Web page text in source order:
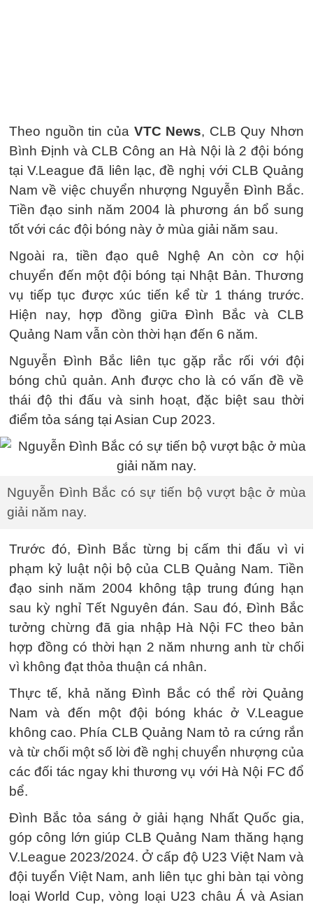
Theo nguồn tin của VTC News, CLB Quy Nhơn
Bình Định và CLB Công an Hà Nội là 2 đội bóng
tại V.League đã liên lạc, đề nghị với CLB Quảng
Nam về việc chuyển nhượng Nguyễn Đình Bắc.
Tiền đạo sinh năm 2004 là phương án bổ sung
tốt với các đội bóng này ở mùa giải năm sau.
Ngoài ra, tiền đạo quê Nghệ An còn cơ hội
chuyển đến một đội bóng tại Nhật Bản. Thương
vụ tiếp tục được xúc tiến kể từ 1 tháng trước.
Hiện nay, hợp đồng giữa Đình Bắc và CLB
Quảng Nam vẫn còn thời hạn đến 6 năm.
Nguyễn Đình Bắc liên tục gặp rắc rối với đội
bóng chủ quản. Anh được cho là có vấn đề về
thái độ thi đấu và sinh hoạt, đặc biệt sau thời
điểm tỏa sáng tại Asian Cup 2023.
Nguyễn Đình Bắc có sự tiến bộ vượt bậc ở mùa
giải năm nay.
Trước đó, Đình Bắc từng bị cấm thi đấu vì vi
phạm kỷ luật nội bộ của CLB Quảng Nam. Tiền
đạo sinh năm 2004 không tập trung đúng hạn
sau kỳ nghỉ Tết Nguyên đán. Sau đó, Đình Bắc
tưởng chừng đã gia nhập Hà Nội FC theo bản
hợp đồng có thời hạn 2 năm nhưng anh từ chối
vì không đạt thỏa thuận cá nhân.
Thực tế, khả năng Đình Bắc có thể rời Quảng
Nam và đến một đội bóng khác ở V.League
không cao. Phía CLB Quảng Nam tỏ ra cứng rắn
và từ chối một số lời đề nghị chuyển nhượng của
các đối tác ngay khi thương vụ với Hà Nội FC đổ
bể.
Đình Bắc tỏa sáng ở giải hạng Nhất Quốc gia,
góp công lớn giúp CLB Quảng Nam thăng hạng
V.League 2023/2024. Ở cấp độ U23 Việt Nam và
đội tuyển Việt Nam, anh liên tục ghi bàn tại vòng
loại World Cup, vòng loại U23 châu Á và Asian